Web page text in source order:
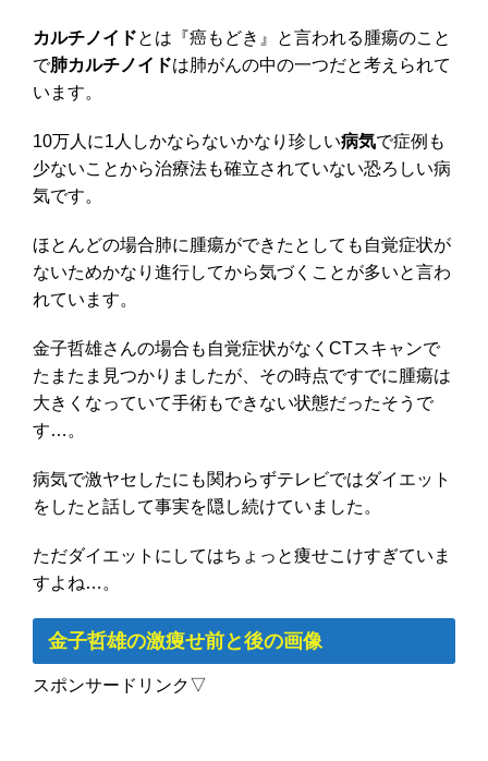
カルチノイドとは『癌もどき』と言われる腫瘍のこと
で肺カルチノイドは肺がんの中の一つだと考えられて
います。
10万人に1人しかならないかなり珍しい病気で症例も
少ないことから治療法も確立されていない恐ろしい病
気です。
ほとんどの場合肺に腫瘍ができたとしても自覚症状が
ないためかなり進行してから気づくことが多いと言わ
れています。
金子哲雄さんの場合も自覚症状がなくCTスキャンで
たまたま見つかりましたが、 その時点ですでに腫瘍は
大きくなっていて手術もできない状態だったそうで
す…。
病気で激ヤセしたにも関わらずテレビではダイエット
をしたと話して事実を隠し続けていました。
ただダイエットにしてはちょっと痩せこけすぎていま
すよね…。
金子哲雄の激痩せ前と後の画像
スポンサードリンク▽